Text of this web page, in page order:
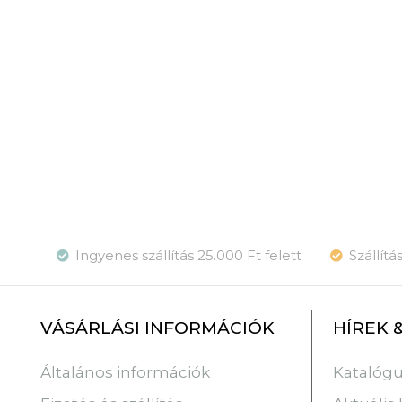
Ingyenes szállítás 25.000 Ft felett
VÁSÁRLÁSI INFORMÁCIÓK
Általános információk
HÍREK